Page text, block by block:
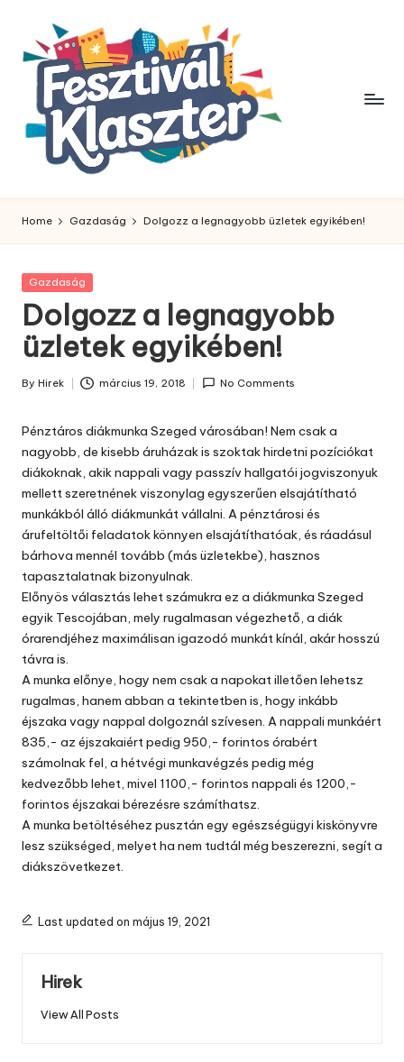
content
Home Gazdaság Dolgozz a legnagyobb üzletek egyikében!
Posted
Gazdaság
Dolgozz a legnagyobb
üzletek egyikében!
Posted
By Hirek március 19, 2018 No Comments
Pénztáros diákmunka Szeged városában! Nem csak a
nagyobb, de kisebb áruházak is szoktak hirdetni pozíciókat
diákoknak, akik nappali vagy passzív hallgatói jogviszonyuk
mellett szeretnének viszonylag egyszerűen elsajátítható
munkákból álló diákmunkát vállalni. A pénztárosi és
árufeltöltői feladatok könnyen elsajátíthatóak, és ráadásul
bárhova mennél tovább (más üzletekbe), hasznos
tapasztalatnak bizonyulnak.
Előnyös választás lehet számukra ez a diákmunka Szeged
egyik Tescojában, mely rugalmasan végezhető, a diák
órarendjéhez maximálisan igazodó munkát kínál, akár hosszú
távra is.
A munka előnye, hogy nem csak a napokat illetően lehetsz
rugalmas, hanem abban a tekintetben is, hogy inkább
éjszaka vagy nappal dolgoznál szívesen. A nappali munkáért
835,- az éjszakaiért pedig 950,- forintos órabért
számolnak fel, a hétvégi munkavégzés pedig még
kedvezőbb lehet, mivel 1100,- forintos nappali és 1200,-
forintos éjszakai bérezésre számíthatsz.
A munka betöltéséhez pusztán egy egészségügyi kiskönyvre
lesz szükséged, melyet ha nem tudtál még beszerezni, segít a
diákszövetkezet.
Last updated on május 19, 2021
Hirek
View All Posts